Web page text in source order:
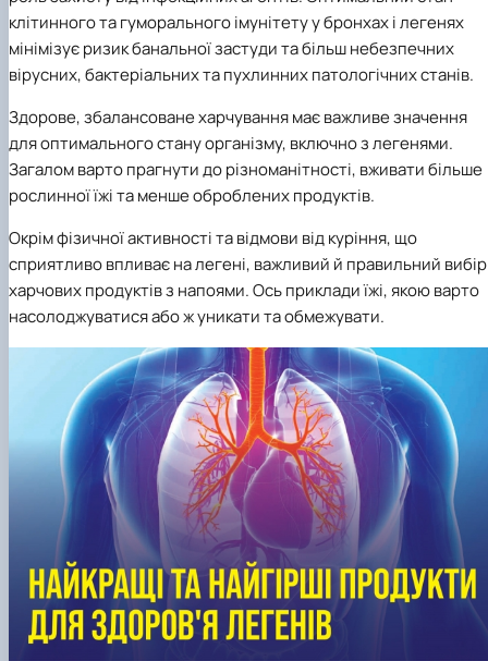
клітинного та гуморального імунітету у бронхах і легенях
мінімізує ризик банальної застуди та більш небезпечних
вірусних, бактеріальних та пухлинних патологічних станів.
Здорове, збалансоване харчування має важливе значення
для оптимального стану організму, включно з легенями.
Загалом варто прагнути до різноманітності, вживати більше
рослинної їжі та менше оброблених продуктів.
Окрім фізичної активності та відмови від куріння, що
сприятливо впливає на легені, важливий й правильний вибір
харчових продуктів з напоями. Ось приклади їжі, якою варто
насолоджуватися або ж уникати та обмежувати.